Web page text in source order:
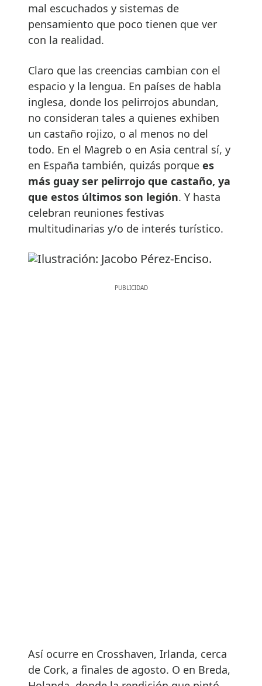
mal escuchados y sistemas de
pensamiento que poco tienen que ver
con la realidad.
Claro que las creencias cambian con el
espacio y la lengua. En países de habla
inglesa, donde los pelirrojos abundan,
no consideran tales a quienes exhiben
un castaño rojizo, o al menos no del
todo. En el Magreb o en Asia central sí, y
en España también, quizás porque es
más guay ser pelirrojo que castaño, ya
que estos últimos son legión. Y hasta
celebran reuniones festivas
multitudinarias y/o de interés turístico.
Así ocurre en Crosshaven, Irlanda, cerca
de Cork, a finales de agosto. O en Breda,